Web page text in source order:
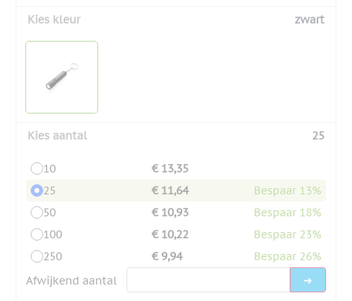
Kies kleur zwart
Kies aantal 25
10
€ 13,35
25
€ 11,64
Bespaar 13%
50
€ 10,93
Bespaar 18%
100
€ 10,22
Bespaar 23%
250
€ 9,94
Bespaar 26%
Afwijkend aantal